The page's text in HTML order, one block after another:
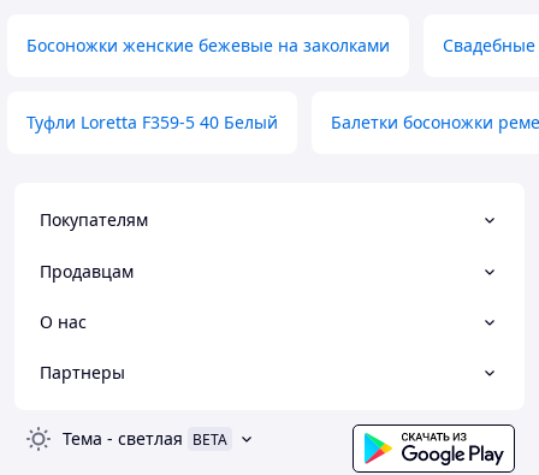
Босоножки женские бежевые на заколками Свадебные
Туфли Loretta F359-5 40 Белый Балетки босоножки
Покупателям
Продавцам
О нас
Партнеры
Тема - светлая BETA